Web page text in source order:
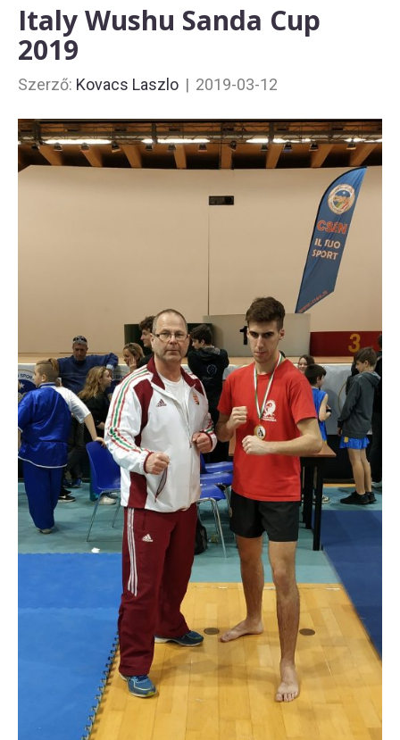
Italy Wushu Sanda Cup
2019
Szerző: Kovacs Laszlo | 2019-03-12